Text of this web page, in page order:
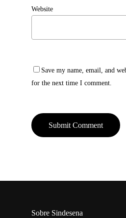
Website
Save my name, email, and
for the next time I comment.
Sobre Sindesena